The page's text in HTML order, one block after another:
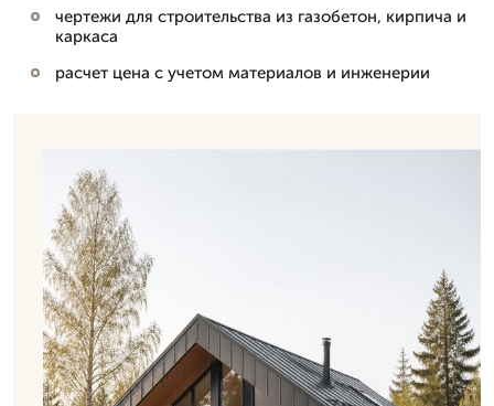
чертежи для строительства из газобетон, кирпича и
каркаса
расчет цена с учетом материалов и инженерии